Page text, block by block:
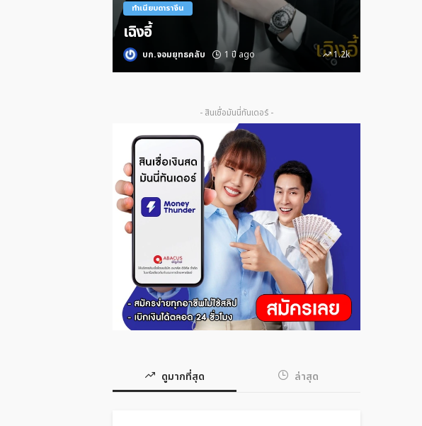
ทำเนียบดาราจีน
เซียวจ้าน
บก.จอมยุทธคลับ 1 ปี ago 684
- สินเชื่อมันนี่ทันเดอร์ -
ดูมากที่สุด ล่าสุด